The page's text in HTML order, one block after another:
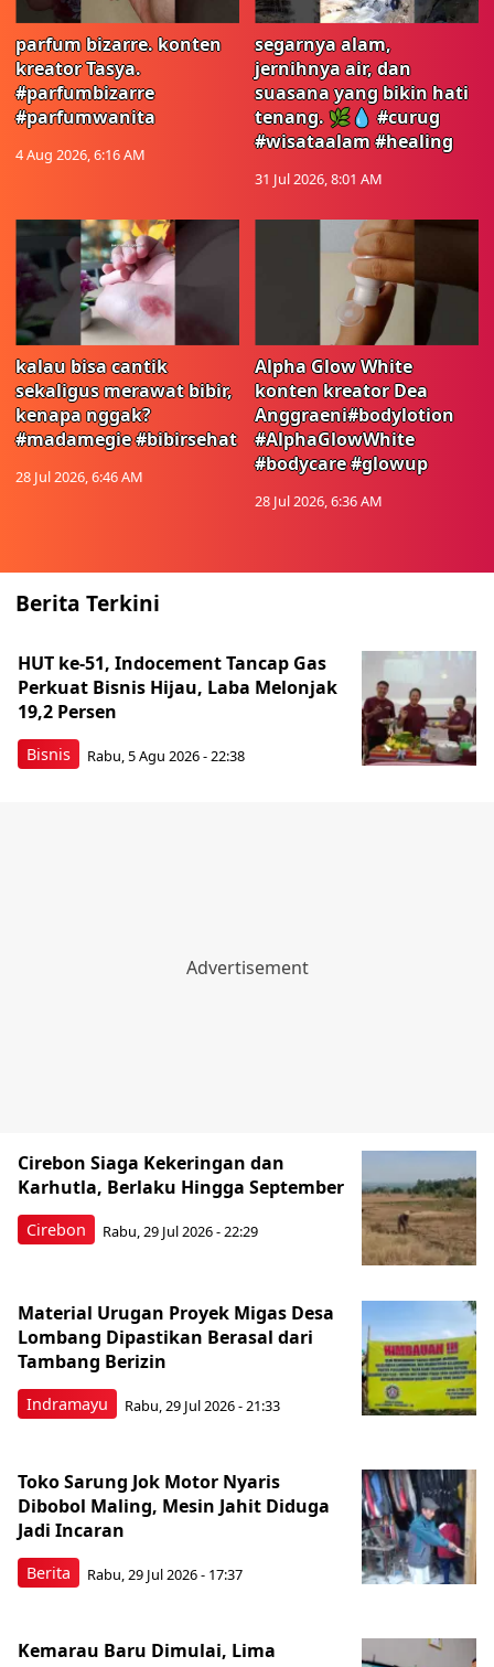
parfum bizarre. konten
kreator Tasya.
#parfumbizarre
#parfumwanita
4 Aug 2026, 6:16 AM
segarnya alam,
jernihnya air, dan
suasana yang bikin hati
tenang. 🌿💧 #curug
#wisataalam #healing
31 Jul 2026, 8:01 AM
kalau bisa cantik
sekaligus merawat bibir,
kenapa nggak?
#madamegie #bibirsehat
28 Jul 2026, 6:46 AM
Alpha Glow White
konten kreator Dea
Anggraeni#bodylotion
#AlphaGlowWhite
#bodycare #glowup
28 Jul 2026, 6:36 AM
Berita Terkini
Bisnis
HUT ke-51, Indocement Tancap Gas
Perkuat Bisnis Hijau, Laba Melonjak
19,2 Persen
Rabu, 5 Agu 2026 - 22:38
Cirebon
Cirebon Siaga Kekeringan dan
Karhutla, Berlaku Hingga September
Rabu, 29 Jul 2026 - 22:29
Indramayu
Material Urugan Proyek Migas Desa
Lombang Dipastikan Berasal dari
Tambang Berizin
Rabu, 29 Jul 2026 - 21:33
Berita
Toko Sarung Jok Motor Nyaris
Dibobol Maling, Mesin Jahit Diduga
Jadi Incaran
Rabu, 29 Jul 2026 - 17:37
Kemarau Baru Dimulai, Lima